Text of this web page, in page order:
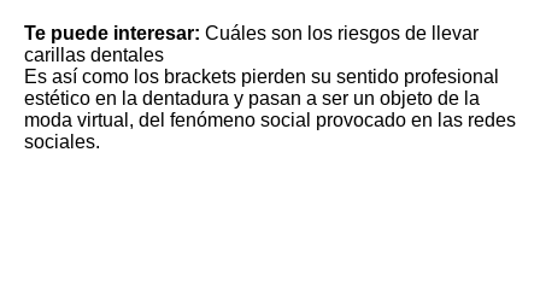
Te puede interesar: Cuáles son los riesgos de llevar
carillas dentales
Es así como los brackets pierden su sentido profesional
estético en la dentadura y pasan a ser un objeto de la
moda virtual, del fenómeno social provocado en las redes
sociales.